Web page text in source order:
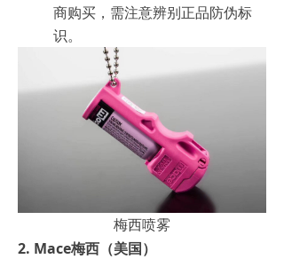
商购买，需注意辨别正品防伪标
识。
梅西喷雾
2. Mace梅西（美国）